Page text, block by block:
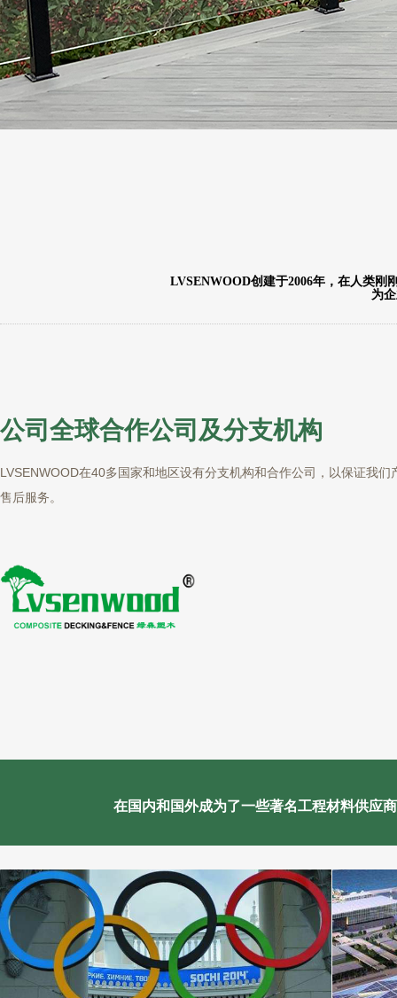
公司全球合作公司及分支机构
LVSENWOOD在40多国家和地区设有分支机构和合作公司，以保证我们
售后服务。
LVSENWOOD创建于2006年，在人类刚
为
在国内和国外成为了一些著名工程材料供应